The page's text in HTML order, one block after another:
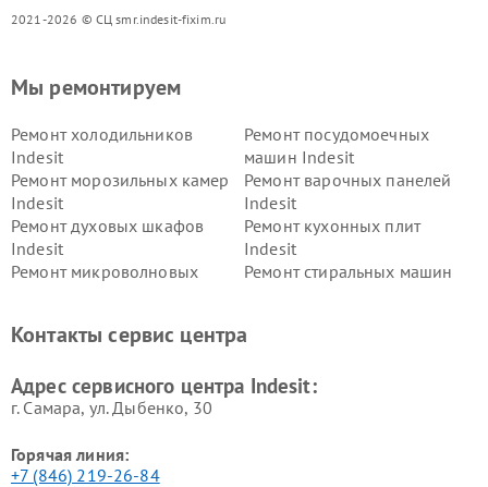
2021-2026 © СЦ smr.indesit-fixim.ru
Мы ремонтируем
Ремонт холодильников
Indesit
Ремонт посудомоечных
машин Indesit
Ремонт морозильных камер
Indesit
Ремонт варочных панелей
Indesit
Ремонт духовых шкафов
Indesit
Ремонт кухонных плит
Indesit
Ремонт микроволновых
Ремонт стиральных машин
Indesit
Indesit
Контакты сервис центра
Адрес сервисного центра Indesit:
г. Самара, ул. Дыбенко, 30
Горячая линия:
+7 (846) 219-26-84